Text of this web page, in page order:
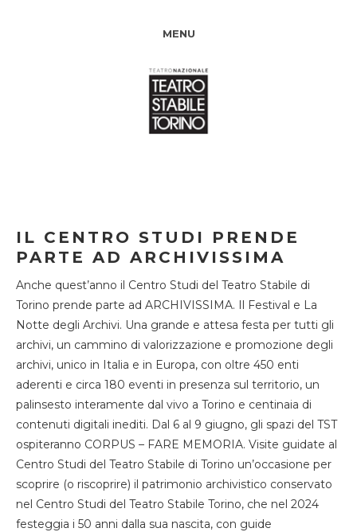
MENU
IL CENTRO STUDI PRENDE
PARTE AD ARCHIVISSIMA
Anche quest’anno il Centro Studi del Teatro Stabile di
Torino prende parte ad ARCHIVISSIMA. Il Festival e La
Notte degli Archivi. Una grande e attesa festa per tutti gli
archivi, un cammino di valorizzazione e promozione degli
archivi, unico in Italia e in Europa, con oltre 450 enti
aderenti e circa 180 eventi in presenza sul territorio, un
palinsesto interamente dal vivo a Torino e centinaia di
contenuti digitali inediti. Dal 6 al 9 giugno, gli spazi del TST
ospiteranno CORPUS – FARE MEMORIA. Visite guidate al
Centro Studi del Teatro Stabile di Torino un’occasione per
scoprire (o riscoprire) il patrimonio archivistico conservato
nel Centro Studi del Teatro Stabile Torino, che nel 2024
festeggia i 50 anni dalla sua nascita, con guide